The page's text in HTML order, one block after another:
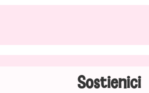
Sostienici